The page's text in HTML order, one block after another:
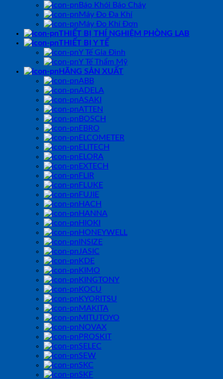
Báo Khói Báo Cháy
Máy Đo Đa Khí
Máy Đo Khí Đơn
THIẾT BỊ THÍ NGHIỆM PHÒNG LAB
THIẾT BỊ Y TẾ
Y Tế Gia Đình
Y Tế Thẩm Mỹ
HÃNG SẢN XUẤT
ABB
ADELA
ASAKI
ATTEN
BOSCH
EBRO
ELCOMETER
ELITECH
ELORA
EXTECH
FLIR
FLUKE
FUJIE
HACH
HANNA
HIOKI
HONEYWELL
INSIZE
JASIC
KDE
KIMO
KINGTONY
KOCU
KYORITSU
MAKITA
MITUTOYO
NOVAX
PROSKIT
SELEC
SEW
SKC
SKF